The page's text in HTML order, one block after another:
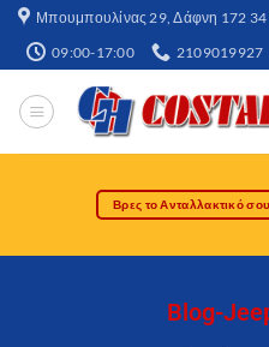
Μπουμπουλίνας 29, Δάφνη 172 34​
09:00-17:00 2109019927
Βρες το Ανταλλακτικό σου
Blog-